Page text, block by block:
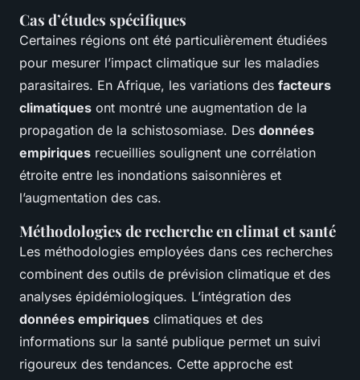
Cas d’études spécifiques
Certaines régions ont été particulièrement étudiées
pour mesurer l’impact climatique sur les maladies
parasitaires. En Afrique, les variations des facteurs
climatiques ont montré une augmentation de la
propagation de la schistosomiase. Des données
empiriques recueillies soulignent une corrélation
étroite entre les inondations saisonnières et
l’augmentation des cas.
Méthodologies de recherche en climat et santé
Les méthodologies employées dans ces recherches
combinent des outils de prévision climatique et des
analyses épidémiologiques. L’intégration des
données empiriques climatiques et des
informations sur la santé publique permet un suivi
rigoureux des tendances. Cette approche est